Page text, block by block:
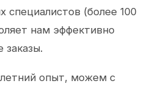
специалистов (более 100
нам эффективно
заказы.
опыт, можем с